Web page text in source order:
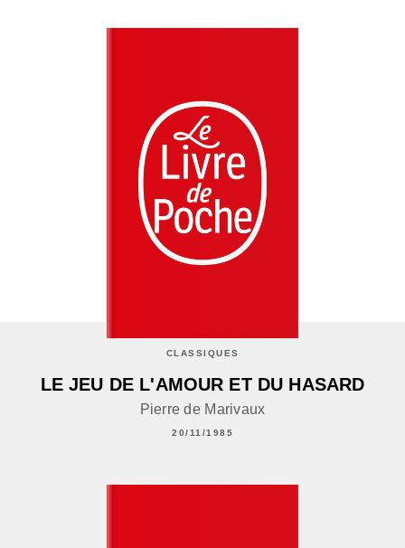
CLASSIQUES
LE JEU DE L'AMOUR ET DU HASARD
Pierre de Marivaux
20/11/1985